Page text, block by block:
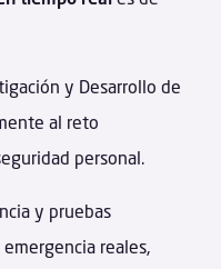
y Desarrollo de
al reto
personal.
y pruebas
reales,